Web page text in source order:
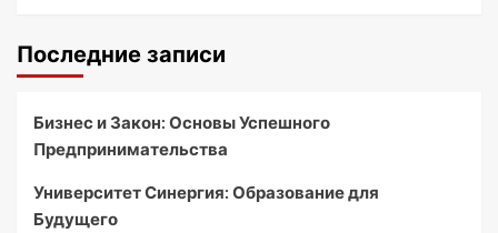
Последние записи
Бизнес и Закон: Основы Успешного
Предпринимательства
Университет Синергия: Образование для
Будущего